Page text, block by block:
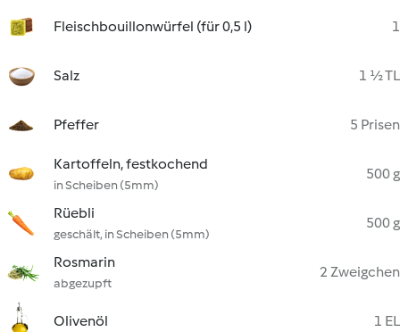
Fleischbouillonwürfel (für 0,5 l) 1
Salz 1 ½ TL
Pfeffer 5 Prisen
Kartoffeln, festkochend
in Scheiben (5mm)
500 g
Rüebli
geschält, in Scheiben (5mm)
500 g
Rosmarin
abgezupft
2 Zweigchen
Olivenöl 1 EL